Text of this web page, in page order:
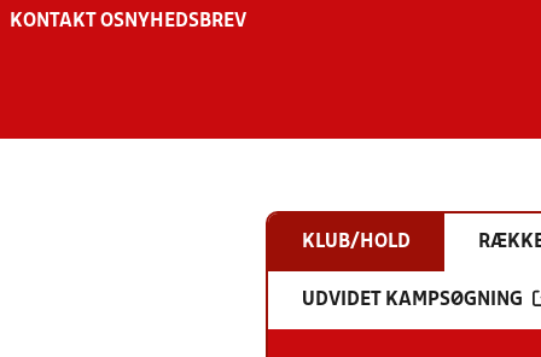
KONTAKT OS NYHEDSBREV
KLUB/HOLD
UDVIDET KAMPSØGNING